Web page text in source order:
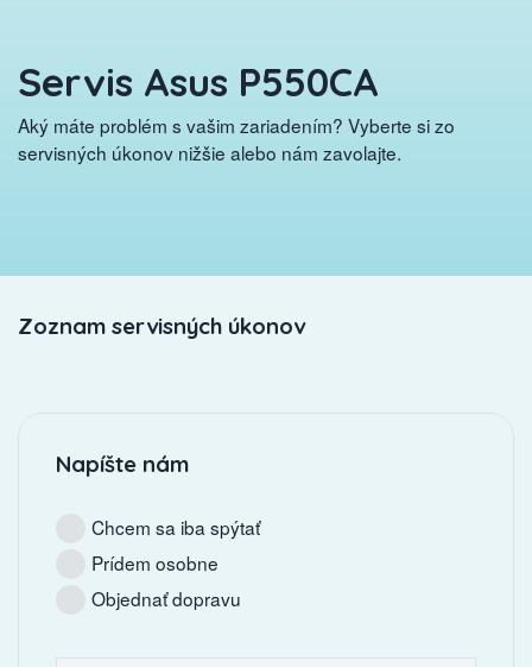
Servis Asus P550CA
Aký máte problém s vašim zariadením? Vyberte si zo
servisných úkonov nižšie alebo nám zavolajte.
Zoznam servisných úkonov
Napíšte nám
Chcem sa iba spýtať
Prídem osobne
Objednať dopravu